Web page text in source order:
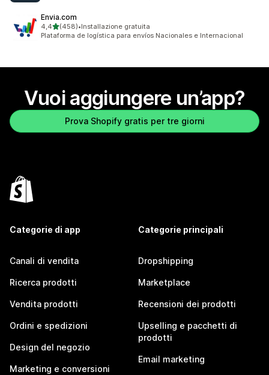
Envia.com
4,4stelle su 5
(458)
458 recensioni totali
•Installazione gratuita
Plataforma de logística para envíos Nacionales e Internacional
Vuoi aggiungere un’app?
Prova Shopify gratis per tre giorni
Categorie di app
Canali di vendita
Ricerca prodotti
Vendita prodotti
Ordini e spedizioni
Design del negozio
Marketing e conversioni
Categorie principali
Dropshipping
Marketplace
Recensioni dei prodotti
Upselling e pacchetti di
prodotti
Email marketing